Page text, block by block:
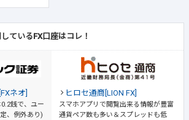
ているFX口座はコレ！
ネオ]
銭で、ユー
、例外あり)
ヒロセ通商[LION FX]
スマホアプリで閲覧出来る情報が豊富
通貨ペア数も多い＆スプレッドも低